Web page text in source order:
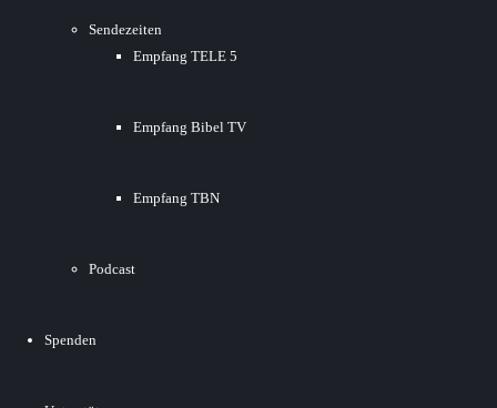
Sendezeiten
Empfang TELE 5
Empfang Bibel TV
Empfang TBN
Podcast
Spenden